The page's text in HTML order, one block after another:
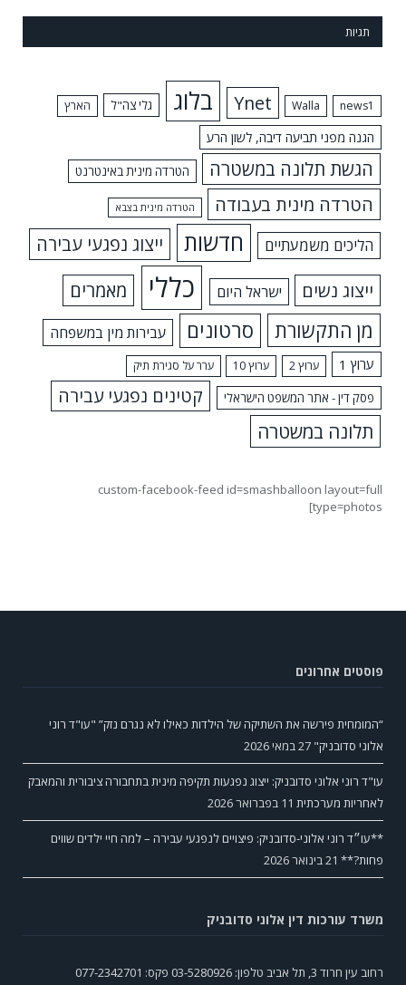
תגיות
news1
Walla
Ynet בלוג גלי צה"ל הארץ
הגנה מפני תביעה דיבה, לשון הרע
הגשת תלונה במשטרה הטרדה מינית באינטרנט
הטרדה מינית בעבודה הטרדה מינית בצבא
הליכים משמעתיים חדשות
ייצוג נפגעי עבירה
ייצוג נשים
ישראל היום כללי מאמרים
מן התקשורת סרטונים עבירות מין במשפחה
ערוץ 1 ערוץ 2 ערוץ 10 ערר על סגירת תיק
פסק דין - אתר המשפט הישראלי קטינים נפגעי עבירה
תלונה במשטרה
custom-facebook-feed id=smashballoon layout=full
type=photos]
פוסטים אחרונים
“המומחית פירשה את השתיקה של הילדות כאילו לא נגרם נזק” "עו"ד רוני
אלוני סדובניק" 27 במאי 2026
עו"ד רוני אלוני סדובניק: ייצוג נפגעות תקיפה מינית בתחבורה ציבורית והמאבק
לאחריות מערכתית 11 בפברואר 2026
**עו״ד רוני אלוני-סדובניק: פיצויים לנפגעי עבירה – למה חיי ילדים שווים
פחות?** 21 בינואר 2026
משרד עורכות דין אלוני סדובניק
רחוב עין חרוד 3, תל אביב טלפון: 03-5280926 פקס: 077-2342701